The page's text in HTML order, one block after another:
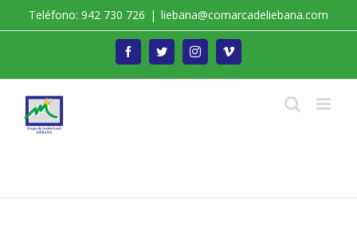
Teléfono: 942 730 726 | liebana@comarcadeliebana.com
FacebookTwitterInstagramVimeo